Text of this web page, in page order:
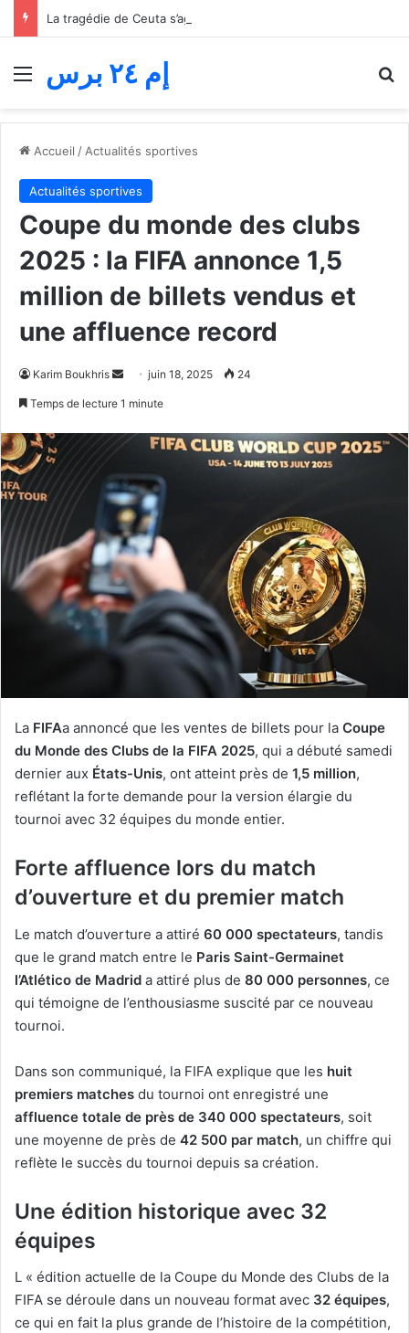
Menu إم ٢٤ برس
Accueil / Actualités sportives
Actualités sportives
Coupe du monde des clubs
2025 : la FIFA annonce 1,5
million de billets vendus et
une affluence record
Karim Boukhris
Envoyerjuin 18, 2025 24
Temps de lecture 1 minute
La FIFAa annoncé que les ventes de billets pour la Coupe
du Monde des Clubs de la FIFA 2025, qui a débuté samedi
dernier aux États-Unis, ont atteint près de 1,5 million,
reflétant la forte demande pour la version élargie du
tournoi avec 32 équipes du monde entier.
Forte affluence lors du match
d’ouverture et du premier match
Le match d’ouverture a attiré 60 000 spectateurs, tandis
que le grand match entre le Paris Saint-Germainet
l’Atlético de Madrid a attiré plus de 80 000 personnes, ce
qui témoigne de l’enthousiasme suscité par ce nouveau
tournoi.
Dans son communiqué, la FIFA explique que les huit
premiers matches du tournoi ont enregistré une
affluence totale de près de 340 000 spectateurs, soit
une moyenne de près de 42 500 par match, un chiffre qui
reflète le succès du tournoi depuis sa création.
Une édition historique avec 32
équipes
L « édition actuelle de la Coupe du Monde des Clubs de la
FIFA se déroule dans un nouveau format avec 32 équipes,
ce qui en fait la plus grande de l’histoire de la compétition,